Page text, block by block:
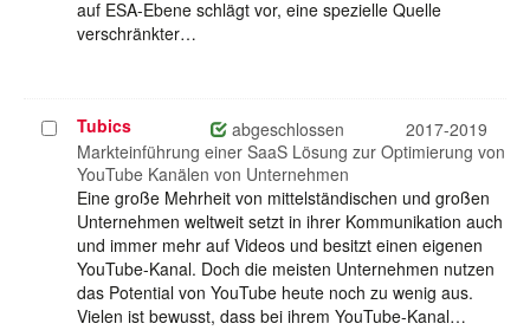
auf ESA-Ebene schlägt vor, eine spezielle Quelle
verschränkter…
Projekt
auswählen
Tubics abgeschlossen
2017-2019
Markteinführung einer SaaS Lösung zur Optimierung von
YouTube Kanälen von Unternehmen
Eine große Mehrheit von mittelständischen und großen
Unternehmen weltweit setzt in ihrer Kommunikation auch
und immer mehr auf Videos und besitzt einen eigenen
YouTube-Kanal. Doch die meisten Unternehmen nutzen
das Potential von YouTube heute noch zu wenig aus.
Vielen ist bewusst, dass bei ihrem YouTube-Kanal…